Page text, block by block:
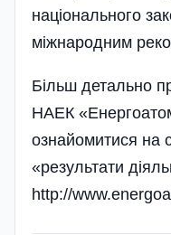
національного
міжнародним
Більш детально
НАЕК
ознайомитися на
«результати
http://